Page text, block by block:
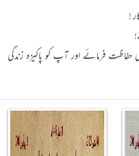
!
فرمائے اور آپ کو پاکیزہ زندگی